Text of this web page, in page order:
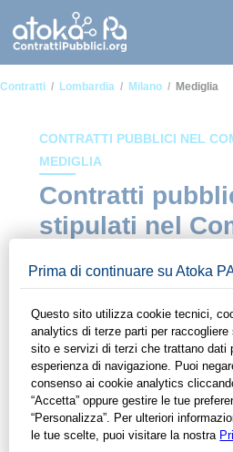
Contratti Lombardia Milano Mediglia
CONTRATTI PUBBLICI NEL
MEDIGLIA
Contratti
stipulati nel
all'interno del Comune di Mediglia.
ContrattiPubblici.org potrai monitorare
contratti pubblici di tuo interesse e
commerciale con le Pubbliche
anticipo. Il servizio di
giorni di prova gratuiti per avere
consultare tutti i dati inerenti ai
specifica PA, compresi gli affidamenti